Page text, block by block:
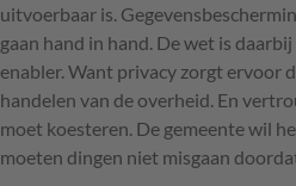
uitvoerbaar is.
gaan hand in hand. De wet is
enabler. Want privacy zorgt ervoor
handelen van de overheid. En
moet koesteren. De gemeente wil
moeten dingen niet misgaan